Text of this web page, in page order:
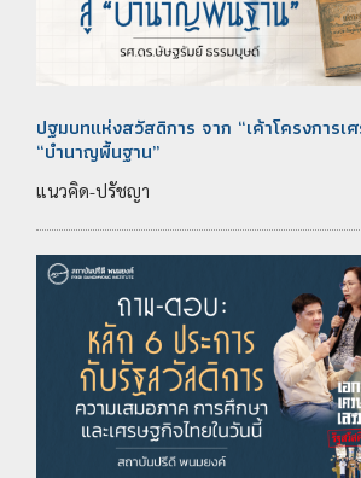
ปฐมบทแห่งสวัสดิการ จาก “เค้าโครงการ
“บำนาญพื้นฐาน”
แนวคิด-ปรัชญา